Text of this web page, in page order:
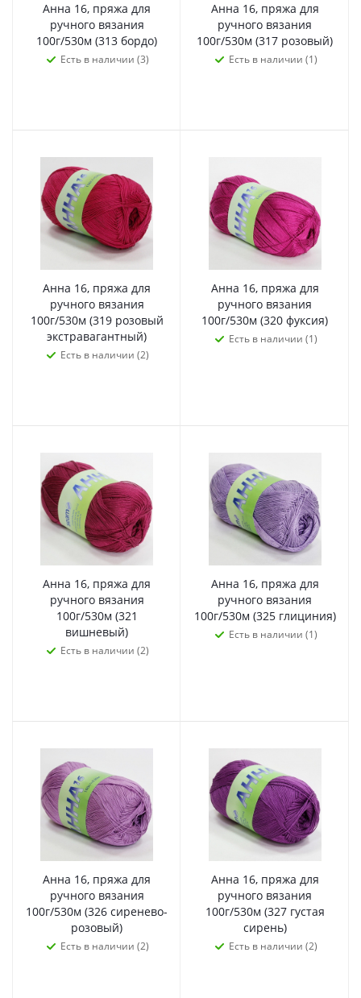
Анна 16, пряжа для
ручного вязания
100г/530м (313 бордо)
Есть в наличии (3)
Анна 16, пряжа для
ручного вязания
100г/530м (317 розовый)
Есть в наличии (1)
Анна 16, пряжа для
ручного вязания
100г/530м (319 розовый
экстравагантный)
Есть в наличии (2)
Анна 16, пряжа для
ручного вязания
100г/530м (320 фуксия)
Есть в наличии (1)
Анна 16, пряжа для
ручного вязания
100г/530м (321
вишневый)
Есть в наличии (2)
Анна 16, пряжа для
ручного вязания
100г/530м (325 глициния)
Есть в наличии (1)
Анна 16, пряжа для
ручного вязания
100г/530м (326 сиренево-
розовый)
Есть в наличии (2)
Анна 16, пряжа для
ручного вязания
100г/530м (327 густая
сирень)
Есть в наличии (2)